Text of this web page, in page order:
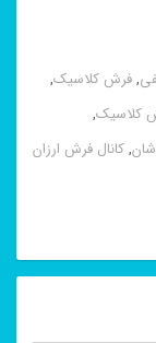
,فرش کلاسیک,
کلاسیک,
,کانال فرش ارزان